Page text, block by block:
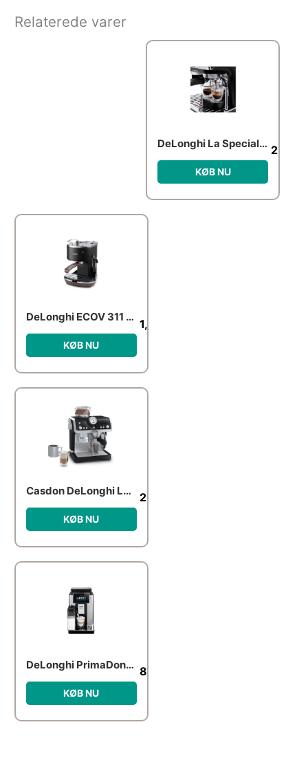
Relaterede varer
DeLonghi La Specialista Arte EC9155.MB
KØB NU
DeLonghi ECOV 311 Black 1,263.00
KØB NU
Casdon DeLonghi La Specialista Barista Coffee Machine 253.00
KØB NU
DeLonghi PrimaDonna Soul 8,419.00
KØB NU